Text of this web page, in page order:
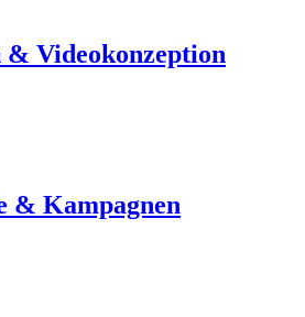
Videokonzeption
& Kampagnen